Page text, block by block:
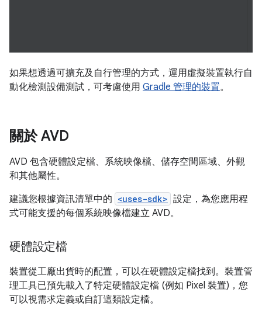
如果想透過可擴充及自行管理的方式，運用虛擬裝置執行自
動化檢測設備測試，可考慮使用 Gradle 管理的裝置。
關於 AVD
AVD 包含硬體設定檔、系統映像檔、儲存空間區域、外觀
和其他屬性。
建議您根據資訊清單中的 <uses-sdk> 設定，為您應用程
式可能支援的每個系統映像檔建立 AVD。
硬體設定檔
裝置從工廠出貨時的配置，可以在硬體設定檔找到。裝置管
理工具已預先載入了特定硬體設定檔 (例如 Pixel 裝置)，您
可以視需求定義或自訂這類設定檔。